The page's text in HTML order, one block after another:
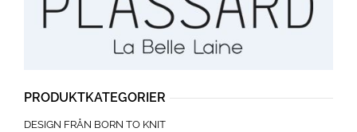
PRODUKTKATEGORIER
DESIGN FRÅN BORN TO KNIT